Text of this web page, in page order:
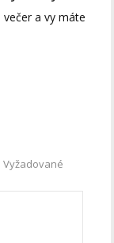
večer a vy máte
Vyžadované